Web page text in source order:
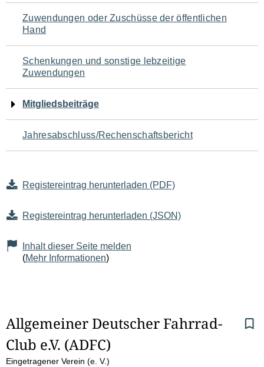
Zuwendungen oder Zuschüsse der öffentlichen
Hand
Schenkungen und sonstige lebzeitige
Zuwendungen
Mitgliedsbeiträge
Jahresabschluss/Rechenschaftsbericht
Registereintrag herunterladen (PDF)
Registereintrag herunterladen (JSON)
Inhalt dieser Seite melden
(Mehr Informationen)
S
e
Allgemeiner Deutscher Fahrrad-
Club e.V. (ADFC)
Eingetragener Verein (e. V.)